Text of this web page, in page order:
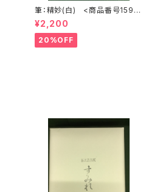
筆：精妙(白) <商品番号1598
>
¥2,200
20%OFF